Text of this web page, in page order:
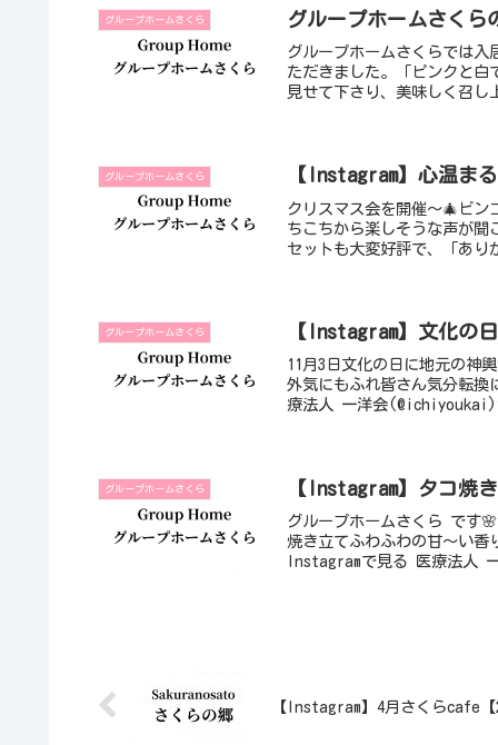
グループホームさくら グループホームさくら
グループホームさくらでは入
ただきました。「ピンクと白
見せて下さり、美味しく召し
グループホームさくら 【Instagram】心温ま
クリスマス会を開催〜🎄ビン
ちこちから楽しそうな声が聞
セットも大変好評で、「あり
グループホームさくら 【Instagram】文化の
11月3日文化の日に地元の神
外気にもふれ皆さん気分転
療法人 一洋会(@ichiyoukai)
グループホームさくら 【Instagram】タコ焼
グループホームさくら です
焼き立てふわふわの甘〜い
Instagramで見る 医療法人
【Instagram】4月さくらcafe【